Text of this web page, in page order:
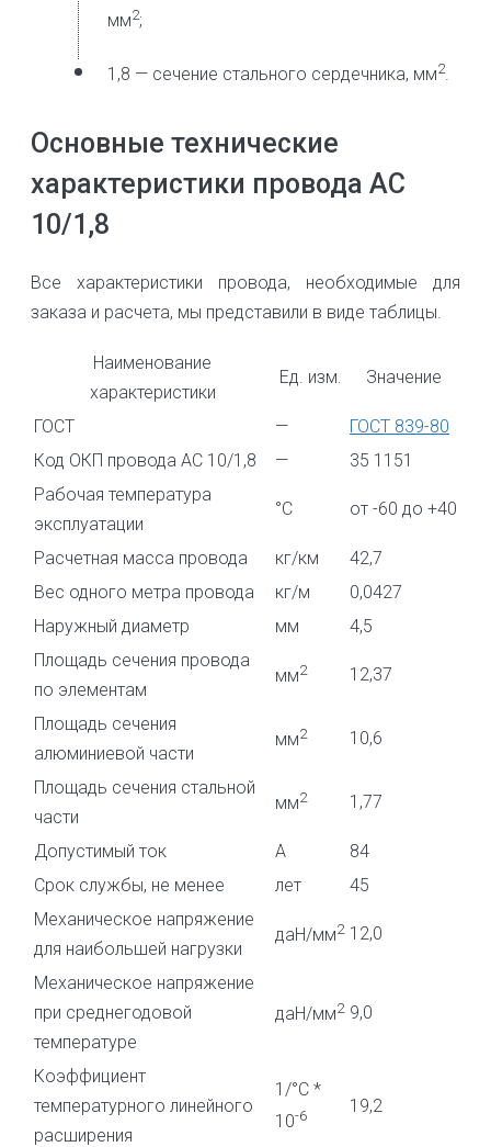
мм2;
1,8 — сечение стального сердечника, мм2.
Основные технические
характеристики провода АС
10/1,8
Все характеристики провода, необходимые для
заказа и расчета, мы представили в виде таблицы.
Наименование
характеристики
Ед. изм. Значение
ГОСТ —
ГОСТ 839-80
Код ОКП провода АС 10/1,8
—
35 1151
Рабочая температура
эксплуатации
°С от -60 до +40
Расчетная масса провода кг/км
42,7
Вес одного метра провода
кг/м
0,0427
Наружный диаметр
мм
4,5
Площадь сечения провода
по элементам
мм2 12,37
Площадь сечения
алюминиевой части
мм2 10,6
Площадь сечения стальной
части
мм2 1,77
Допустимый ток А
84
Срок службы, не менее
лет
45
Механическое напряжение
для наибольшей нагрузки
даН/мм2 12,0
Механическое напряжение
при среднегодовой
температуре
даН/мм2 9,0
Коэффициент
температурного линейного
расширения
1/°С *
10-6 19,2